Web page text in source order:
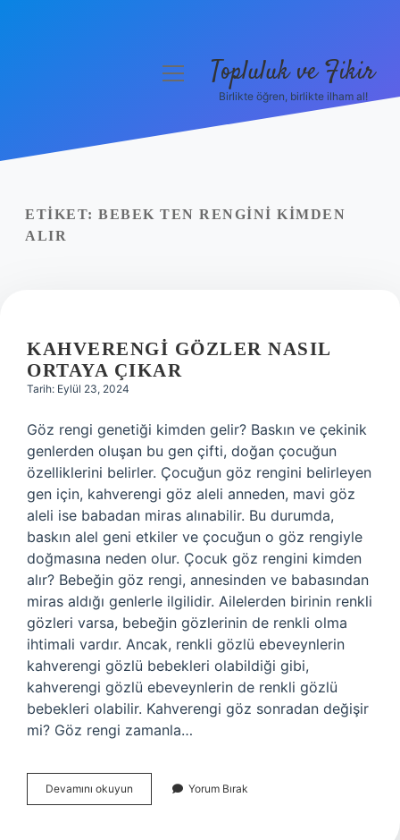
Yasal Uyarı
menüyüTopluluk ve Fikir
Birlikte öğren, birlikte ilham al!
ETIKET: BEBEK TEN RENGINI KIMDEN
ALIR
KAHVERENGI GÖZLER NASIL
ORTAYA ÇIKAR
Tarih: Eylül 23, 2024
Göz rengi genetiği kimden gelir? Baskın ve çekinik
genlerden oluşan bu gen çifti, doğan çocuğun
özelliklerini belirler. Çocuğun göz rengini belirleyen
gen için, kahverengi göz aleli anneden, mavi göz
aleli ise babadan miras alınabilir. Bu durumda,
baskın alel geni etkiler ve çocuğun o göz rengiyle
doğmasına neden olur. Çocuk göz rengini kimden
alır? Bebeğin göz rengi, annesinden ve babasından
miras aldığı genlerle ilgilidir. Ailelerden birinin renkli
gözleri varsa, bebeğin gözlerinin de renkli olma
ihtimali vardır. Ancak, renkli gözlü ebeveynlerin
kahverengi gözlü bebekleri olabildiği gibi,
kahverengi gözlü ebeveynlerin de renkli gözlü
bebekleri olabilir. Kahverengi göz sonradan değişir
mi? Göz rengi zamanla…
Devamını okuyun Kahverengi
Gözler
Yorum Bırak